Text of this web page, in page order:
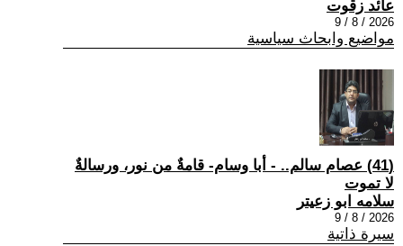
عائد زقوت
2026 / 8 / 9
مواضيع وابحاث سياسية
(41) عصام سالم.. - أبا وسام- قامةٌ من نور، ورسالةٌ
لا تموت
سلامه ابو زعيتر
2026 / 8 / 9
سيرة ذاتية